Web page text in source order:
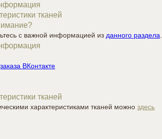
тканей
с важной информацией из данного раздела.
ВКонтакте
тканей
характеристиками тканей можно здесь